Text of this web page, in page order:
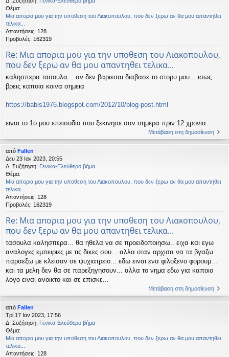
Θέμα:
Μια απορια μου για την υποθεση του Λιακοπουλου, που δεν ξερω αν θα μου απαντηθει
τελικα...
Απαντήσεις: 128
Προβολές: 162319
Re: Μια απορια μου για την υποθεση του Λιακοπουλου,
που δεν ξερω αν θα μου απαντηθει τελικα...
καλησπερα τασουλα... αν δεν βαριεσαι διαβασε το στορυ μου... ισως
βρεις καποια κοινα σημεια
https://babis1976.blogspot.com/2012/10/blog-post.html
ειναι το 1ο μου επεισοδιο που ξεκινησε σαν σημερα πριν 12 χρονια
Μετάβαση στη δημοσίευση
από Fallen
Δευ 23 Ιαν 2023, 20:55
Δ. Συζήτηση: Γενικα-Ελεύθερο βήμα
Θέμα:
Μια απορια μου για την υποθεση του Λιακοπουλου, που δεν ξερω αν θα μου απαντηθει
τελικα...
Απαντήσεις: 128
Προβολές: 162319
Re: Μια απορια μου για την υποθεση του Λιακοπουλου,
που δεν ξερω αν θα μου απαντηθει τελικα...
τασουλα καλησπερα... θα ηθελα να σε προειδοποιησω.. ειχα και εγω
αναλογες εμπειριες με τις δικες σου... αλλα οταν αρχισα να τα βγαζω
παραεξω με κλεισαν σε ψυχιατρειο... εδω ειναι ενα φιλοξενο φορουμ...
και τα μελη δεν θα σε παρεξηγησουν... αλλα το νημα εδω για καποιο
λογο ειναι ανοικτο και σε επισκε...
Μετάβαση στη δημοσίευση
από Fallen
Τρί 17 Ιαν 2023, 17:56
Δ. Συζήτηση: Γενικα-Ελεύθερο βήμα
Θέμα:
Μια απορια μου για την υποθεση του Λιακοπουλου, που δεν ξερω αν θα μου απαντηθει
τελικα...
Απαντήσεις: 128